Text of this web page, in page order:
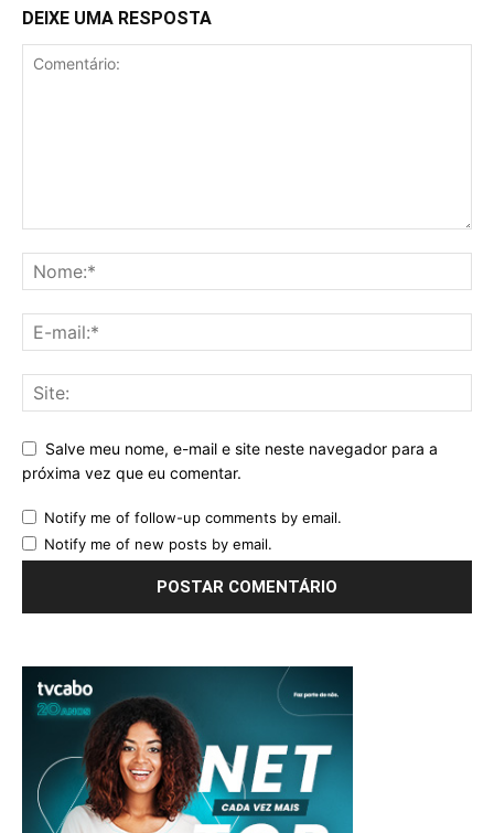
DEIXE UMA RESPOSTA
Salve meu nome, e-mail e site neste navegador para a
próxima vez que eu comentar.
Notify me of follow-up comments by email.
Notify me of new posts by email.